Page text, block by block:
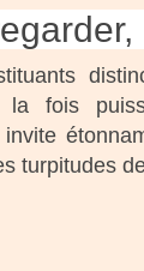
la fois
invite
turpitudes